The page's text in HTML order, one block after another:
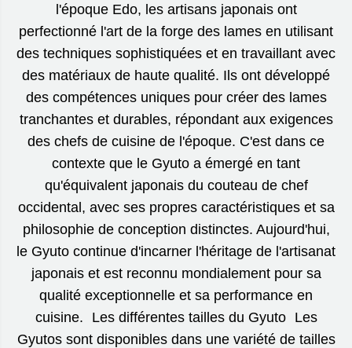
l'époque Edo, les artisans japonais ont
perfectionné l'art de la forge des lames en utilisant
des techniques sophistiquées et en travaillant avec
des matériaux de haute qualité. Ils ont développé
des compétences uniques pour créer des lames
tranchantes et durables, répondant aux exigences
des chefs de cuisine de l'époque. C'est dans ce
contexte que le Gyuto a émergé en tant
qu'équivalent japonais du couteau de chef
occidental, avec ses propres caractéristiques et sa
philosophie de conception distinctes. Aujourd'hui,
le Gyuto continue d'incarner l'héritage de l'artisanat
japonais et est reconnu mondialement pour sa
qualité exceptionnelle et sa performance en
cuisine. Les différentes tailles du Gyuto Les
Gyutos sont disponibles dans une variété de tailles